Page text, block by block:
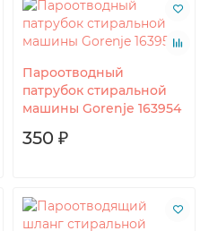
Пароотводный
патрубок стиральной
машины Gorenje 163954
350 ₽